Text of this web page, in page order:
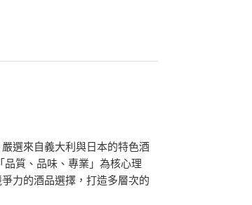
選來自義大利與日本的特色酒
質、品味、專業」為核心理
力的酒品選擇，打造多層次的